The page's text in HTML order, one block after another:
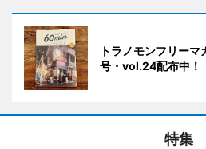
トラノモンフリー
号・vol.24配布中！
特集